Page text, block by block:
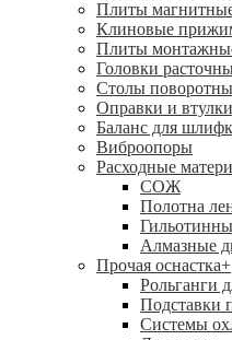
Плиты
Клиновые
Плиты
Головки
Столы
Оправки и втулки
Баланс для
Виброопоры
Расходные
СОЖ
Полотна
Алмазные
Прочая оснастка+
Рольганги
Подставки
Системы